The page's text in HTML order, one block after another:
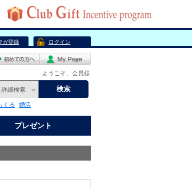
ガ登録 ログイン
ようこそ、会員様
詳細検索 検索
くる 婚活
プレゼント